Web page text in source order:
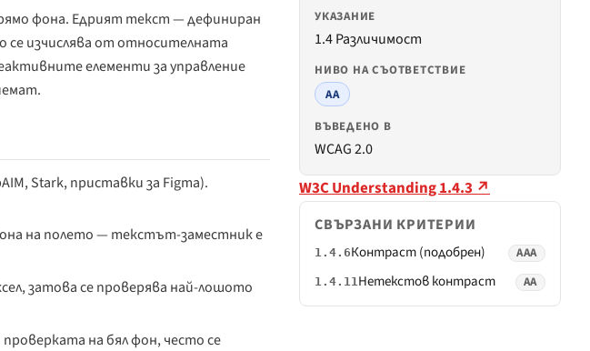
фона. Едрият текст — дефиниран
се изчислява от относителната
елементи за управление
Stark, приставки за Figma).
на полето — текстът-заместник е
затова се проверява най-лошото
на бял фон, често се
УКАЗАНИЕ
1.4 Различимост
НИВО НА СЪОТВЕТСТВИЕ
AA
ВЪВЕДЕНО В
WCAG 2.0
W3C Understanding 1.4.3 ↗
СВЪРЗАНИ КРИТЕРИИ
1.4.6Контраст (подобрен) AAA
1.4.11Нетекстов контраст AA